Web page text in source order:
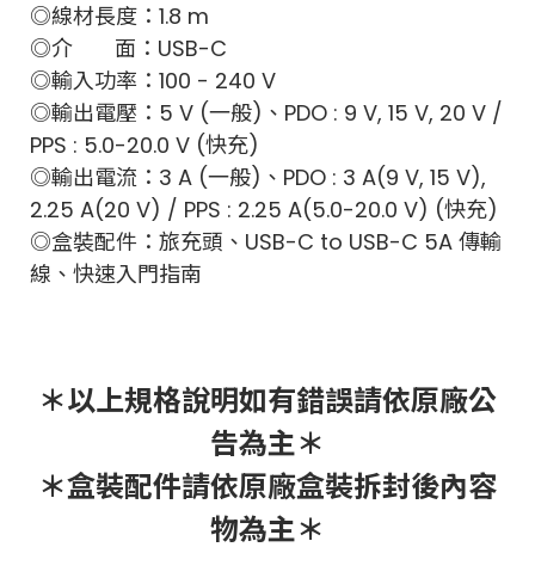
◎線材長度：1.8 m
◎介 面： USB-C
◎輸入功率：100 - 240 V
◎輸出電壓：5 V (一般)、 PDO : 9 V, 15 V, 20 V /
PPS : 5.0-20.0 V (快充)
◎輸出電流：3 A (一般)、 PDO : 3 A(9 V, 15 V),
2.25 A(20 V) / PPS : 2.25 A(5.0-20.0 V) (快充)
◎盒裝配件：旅充頭、 USB-C to USB-C 5A 傳輸
線、快速入門指南
＊以上規格說明如有錯誤請依原廠公
告為主＊
＊盒裝配件請依原廠盒裝拆封後內容
物為主＊